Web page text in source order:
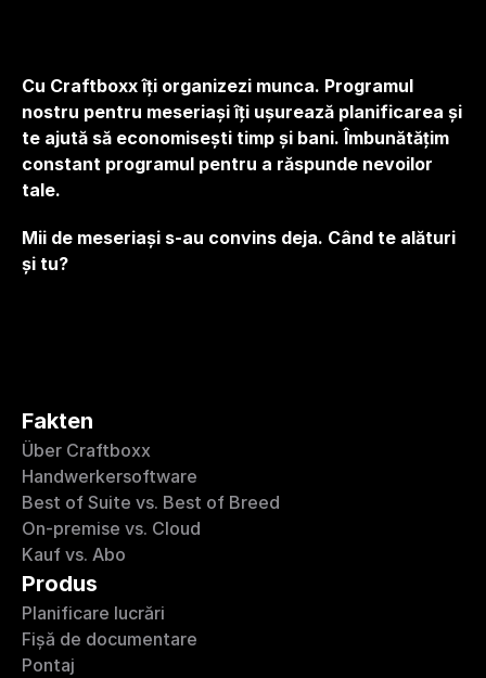
Cu Craftboxx îți organizezi munca. Programul
nostru pentru meseriași îți ușurează planificarea și
te ajută să economisești timp și bani. Îmbunătățim
constant programul pentru a răspunde nevoilor
tale.
Mii de meseriași s-au convins deja. Când te alături
și tu?
Fakten
Über Craftboxx
Handwerkersoftware
Best of Suite vs. Best of Breed
On-premise vs. Cloud
Kauf vs. Abo
Produs
Planificare lucrări
Fișă de documentare
Pontaj